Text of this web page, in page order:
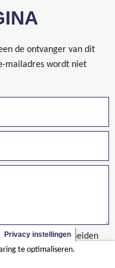
de ontvanger van dit
mailadres wordt niet
regels of gescheiden
Privacy instellingen
te optimaliseren.